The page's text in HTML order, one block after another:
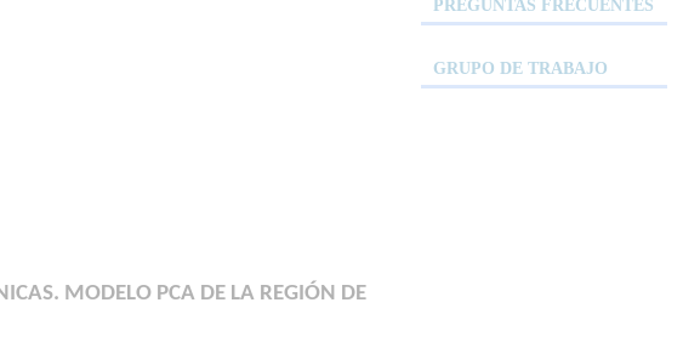
MODELO PCA DE LA REGIÓN DE
PREGUNTAS FRECUENTES
GRUPO DE TRABAJO